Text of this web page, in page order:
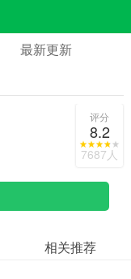
最新更新
评分
8.2
7687人
相关推荐